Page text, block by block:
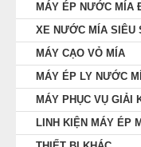
MÁY ÉP NƯỚC MÍA
XE NƯỚC MÍA SIÊU
MÁY CẠO VỎ MÍA
MÁY ÉP LY NƯỚC
MÁY PHỤC VỤ GIẢI
LINH KIỆN MÁY ÉP